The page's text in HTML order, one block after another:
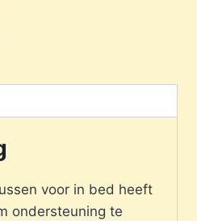
voor in bed heeft
ondersteuning te